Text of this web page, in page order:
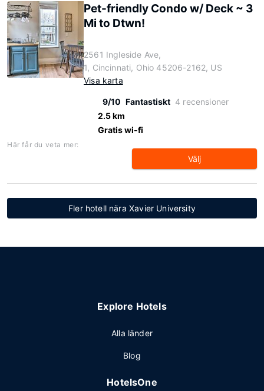
Pet-friendly Condo w/ Deck ~ 3
Mi to Dtwn!
2561 Ingleside Ave,
1, Cincinnati, Ohio 45206-2162, US
Visa karta
9/10 Fantastiskt 4 recensioner
2.5 km
Gratis wi-fi
Här får du veta mer:
Välj
Fler hotell nära Xavier University
Explore Hotels
Alla länder
Blog
HotelsOne